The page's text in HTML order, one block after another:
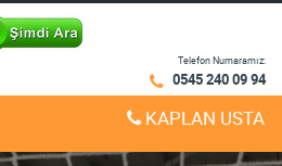
Telefon Numaramız:
0545 240 09 94
KAPLAN USTA